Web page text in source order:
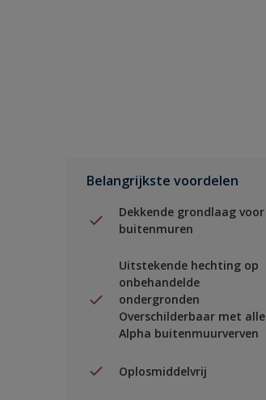
Belangrijkste voordelen
Dekkende grondlaag voor
buitenmuren
Uitstekende hechting op
onbehandelde
ondergronden
Overschilderbaar met alle
Alpha buitenmuurverven
Oplosmiddelvrij